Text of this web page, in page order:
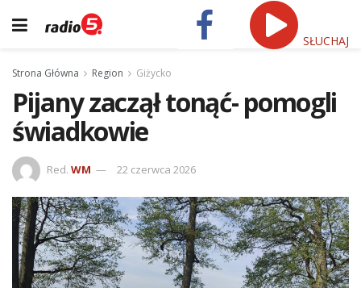
SŁUCHAJ
Strona Główna Region Giżycko
Pijany zaczął tonąć- pomogli
świadkowie
Red. WM 22 czerwca 2026